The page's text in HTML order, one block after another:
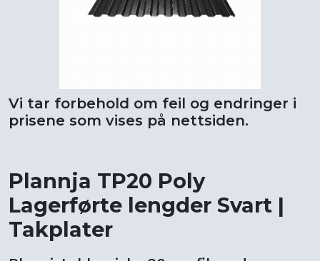
Vi tar forbehold om feil og endringer i
prisene som vises på nettsiden.
Plannja TP20 Poly
Lagerførte lengder Svart |
Takplater